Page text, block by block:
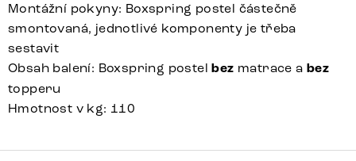
Montážní pokyny: Boxspring postel částečně
smontovaná, jednotlivé komponenty je třeba
sestavit
Obsah balení: Boxspring postelbez matrace abez
topperu
Hmotnost v kg: 110